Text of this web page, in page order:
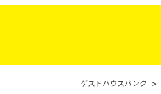
ゲストハウスバンク >